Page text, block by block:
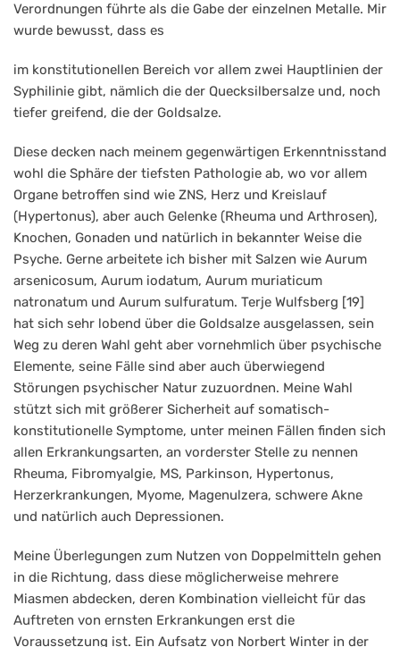
Verordnungen führte als die Gabe der einzelnen Metalle. Mir
wurde bewusst, dass es
im konstitutionellen Bereich vor allem zwei Hauptlinien der
Syphilinie gibt, nämlich die der Quecksilbersalze und, noch
tiefer greifend, die der Goldsalze.
Diese decken nach meinem gegenwärtigen Erkenntnisstand
wohl die Sphäre der tiefsten Pathologie ab, wo vor allem
Organe betroffen sind wie ZNS, Herz und Kreislauf
(Hypertonus), aber auch Gelenke (Rheuma und Arthrosen),
Knochen, Gonaden und natürlich in bekannter Weise die
Psyche. Gerne arbeitete ich bisher mit Salzen wie Aurum
arsenicosum, Aurum iodatum, Aurum muriaticum
natronatum und Aurum sulfuratum. Terje Wulfsberg [19]
hat sich sehr lobend über die Goldsalze ausgelassen, sein
Weg zu deren Wahl geht aber vornehmlich über psychische
Elemente, seine Fälle sind aber auch überwiegend
Störungen psychischer Natur zuzuordnen. Meine Wahl
stützt sich mit größerer Sicherheit auf somatisch-
konstitutionelle Symptome, unter meinen Fällen finden sich
allen Erkrankungsarten, an vorderster Stelle zu nennen
Rheuma, Fibromyalgie, MS, Parkinson, Hypertonus,
Herzerkrankungen, Myome, Magenulzera, schwere Akne
und natürlich auch Depressionen.
Meine Überlegungen zum Nutzen von Doppelmitteln gehen
in die Richtung, dass diese möglicherweise mehrere
Miasmen abdecken, deren Kombination vielleicht für das
Auftreten von ernsten Erkrankungen erst die
Voraussetzung ist. Ein Aufsatz von Norbert Winter in der